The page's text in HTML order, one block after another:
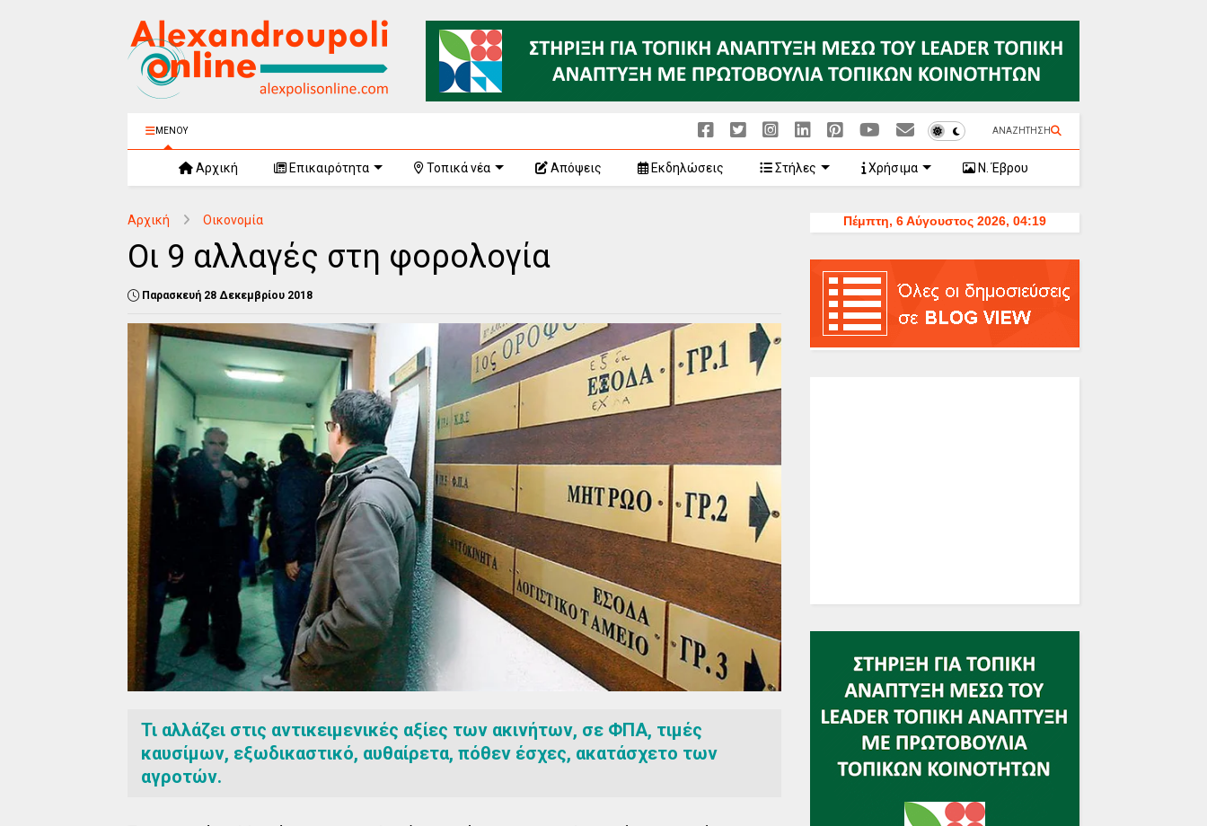
ΜΕΝΟΥ ΑΝΑΖΗΤΗΣΗ
Αρχική Επικαιρότητα Τοπικά νέα Απόψεις Εκδηλώσεις Στήλες Χρήσιμα Ν. Έβρου
Αρχική Οικονομία
Οι 9 αλλαγές στη φορολογία
Παρασκευή 28 Δεκεμβρίου 2018
Τι αλλάζει στις αντικειμενικές αξίες των ακινήτων, σε ΦΠΑ, τιμές
καυσίμων, εξωδικαστικό, αυθαίρετα, πόθεν έσχες, ακατάσχετο των
αγροτών.